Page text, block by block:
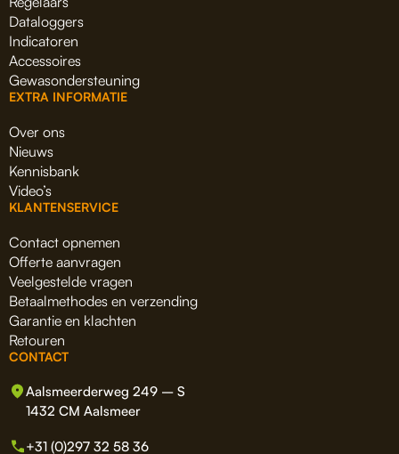
Dataloggers
Indicatoren
Accessoires
Gewasondersteuning
EXTRA INFORMATIE
Over ons
Nieuws
Kennisbank
Video’s
KLANTENSERVICE
Contact opnemen
Offerte aanvragen
Veelgestelde vragen
Betaalmethodes en verzending
Garantie en klachten
Retouren
CONTACT
Aalsmeerderweg 249 – S
1432 CM Aalsmeer
+31 (0)297 32 58 36